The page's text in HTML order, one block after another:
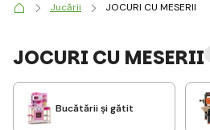
Jucării JOCURI CU MESERII
JOCURI CU MESERII
Bucătării și gătit